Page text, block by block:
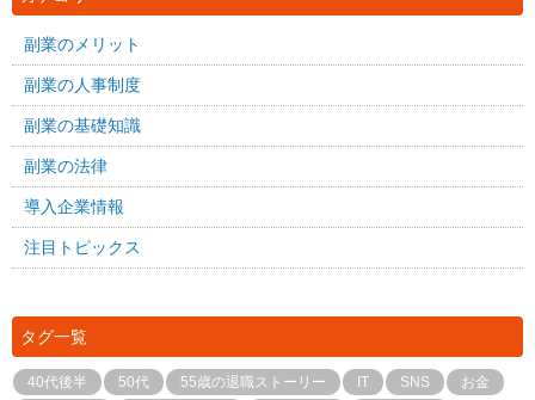
副業のメリット
副業の人事制度
副業の基礎知識
副業の法律
導入企業情報
注目トピックス
タグ一覧
40代後半 50代 55歳の退職ストーリー IT SNS
お金